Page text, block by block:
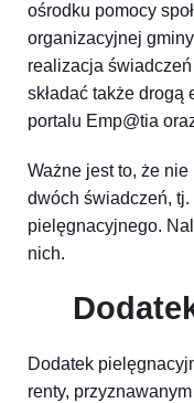
ośrodku pomocy
organizacyjnej
realizacja
składać także
portalu Emp@tia
Ważne jest to, że
dwóch świadczeń,
pielęgnacyjnego.
nich.
Dodatek
renty,